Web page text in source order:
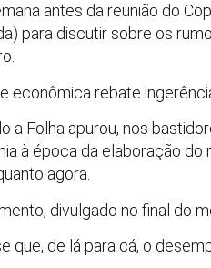
antes da reunião do
para discutir sobre os
econômica rebate
a Folha apurou, nos
à época da elaboração do
agora.
divulgado no final do
que, de lá para cá, o